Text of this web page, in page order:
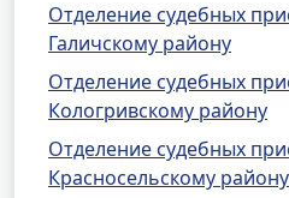
Отделение судебных
Галичскому району
Отделение судебных
Кологривскому району
Отделение судебных
Красносельскому району